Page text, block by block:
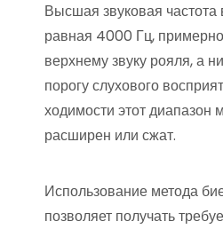
Высшая звуковая частота
равная 4000 Гц, примерно
верхнему звуку рояля, а
порогу слухового
ходимости этот диапазон
расширен или сжат.
Использование метода
позволяет получать